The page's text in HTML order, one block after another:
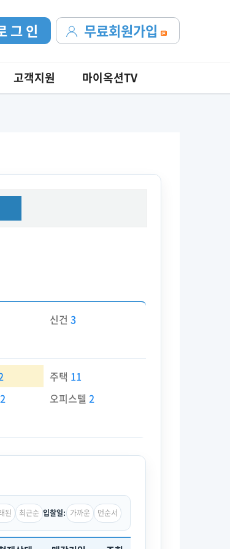
무료회원가입
그 인
고객지원 마이옥션TV
신건 3
주택 11
2 오피스텔 2
된 최근순 입찰일: 가까운 먼순서